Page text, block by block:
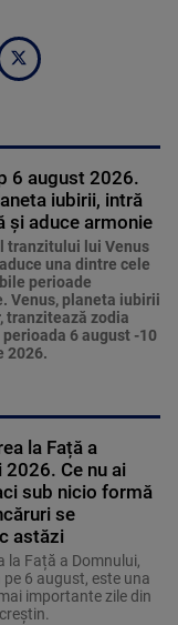
6 august 2026.
iubirii, intră
și aduce armonie
tranzitului lui Venus
una dintre cele
perioade
Venus, planeta iubirii
tranzitează zodia
6 august -10
2026.
la Față a
2026. Ce nu ai
sub nicio formă
se
astăzi
la Față a Domnului,
6 august, este una
importante zile din